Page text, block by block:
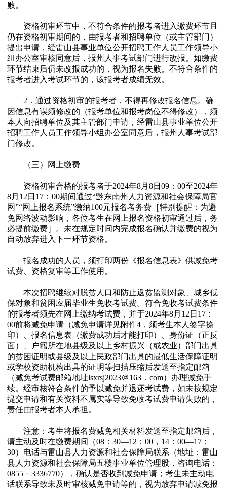
败。
资格初审环节中，不符合条件的报考者进入缴费环节且
仍在资格初审期间的，由报考者和招聘单位（或主管部门）
提出申请，经雷山县事业单位公开招聘工作人员工作领导小
组办公室审核同意后，报州人事考试部门进行改报。如缴费
环节结束后仍未改报成功的，视为报名失败。不符合条件的
报考者进入考试环节的，该报考者成绩无效。
2．通过资格初审的报考者，不得再修改报名信息。确
因信息有误须修改的（报考单位和报考岗位不得修改），须
本人向招聘单位及其主管部门申请，经雷山县事业单位公开
招聘工作人员工作领导小组办公室同意后，报州人事考试部
门修改。
（三）网上缴费
资格初审合格的报考者于2024年8月8日09：00至2024年
8月12日17：00期间通过“黔东南州人力资源和社会保障局官
网”“网上报名系统”缴纳100元报名考务费［特别提醒：为避
免网络波动影响，各位考生在网上报名资格初审通过后，务
必提前缴费］。未在规定时间内完成报名确认并缴费的视为
自动放弃进入下一环节资格。
报名成功的人员，须打印两份《报名信息表》供减免考
试费、资格复审等工作使用。
本次招聘继续对脱贫人口和防止返贫监测对象、城乡低
保对象和贫困应届毕业生免收考试费。符合免收考试费条件
的报考者须先在网上缴纳考试费，并于2024年8月12日17：
00前将减免申请（减免申请详见附件4，须考生本人签字捺
印）、报名信息表（缴费成功后才能打印）、身份证（正反
面）、户籍所在地县级及以上乡村振兴（或农业）部门出具
的贫困证明或县级及以上民政部门出具的最低生活保障证明
或学校资助机构出具的证明等扫描压缩后发送至指定邮箱
（减免考试费邮箱地址lsxrsj2023＠163．com）办理减免手
续。经审核符合条件的予以减免并退还考试费，如未按规定
提交申请和有关资料不属实等导致免收考试费申请失败的，
责任由报考者本人承担。
注意：考生将报名费减免相关材料发送至指定邮箱后，
请主动及时在缴费期间（08：30—12：00，14：00—17：
30）电话与雷山县人力资源和社会保障局联系（地址：雷山
县人力资源和社会保障局五楼事业单位管理股，咨询电话：
0855－3336770），确认是否收到减免申请；考生未主动电
话联系导致未及时审核减免申请等的，视为放弃申请减免报